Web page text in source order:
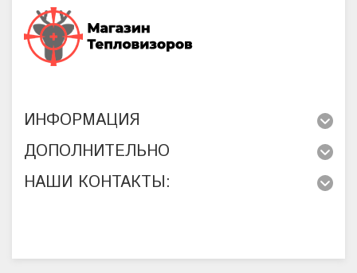
ИНФОРМАЦИЯ
ДОПОЛНИТЕЛЬНО
НАШИ КОНТАКТЫ: